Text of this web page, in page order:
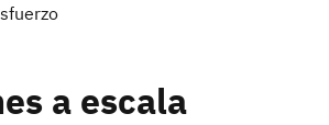
a escala